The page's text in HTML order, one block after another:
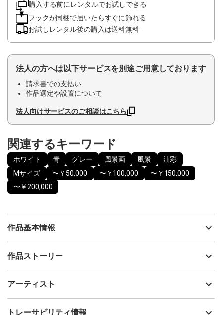
購入する前にレンタルでお試しできる
フックが同梱で届いたらすぐに飾れる
お試しレンタル後の購入は送料無料
法人の方へは以下サービスを別途ご用意しております
請求書での支払い
作品選定や設置について
法人向けサービスのご相談はこちら
関連するキーワード
ホワイト 青 グレー 風景画 風景
油彩
Mサイズ
〜￥50,000 〜￥100,000
〜￥150,000
〜￥200,000
作品基本情報
出品者
制作年
技法
油彩
作品ストーリー
み、湯宿の窓からこぼれる温かな灯りが白銀の世界を優しく照ら
アーティスト
MOTOKO UEDA 上田 素子
トレーサビリティ情報